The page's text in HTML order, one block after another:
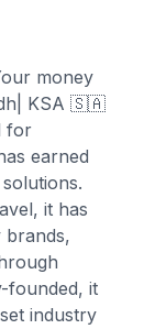
money
KSA 🇸🇦
for
earned
it has
brands,
founded, it
industry